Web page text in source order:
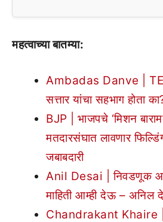
महत्वाच्या बातम्या:
Ambadas Danve |
सत्तार यांचा सहभाग होता
BJP | भाजपचे ‘मिशन
मतदारसंघात लावणार
जबाबदारी
Anil Desai | निवडणूक
माहिती आम्ही देऊ – अनिल
Chandrakant Khaire |